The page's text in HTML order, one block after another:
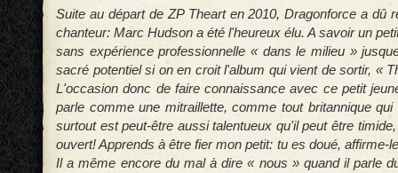
Suite au départ de ZP Theart en 2010, Dragonforce a dû
chanteur: Marc Hudson a été l'heureux élu. A savoir un
sans expérience professionnelle « dans le milieu »
sacré potentiel si on en croit l'album qui vient de sortir, «
L'occasion donc de faire connaissance avec ce petit
parle comme une mitraillette, comme tout britannique
surtout est peut-être aussi talentueux qu'il peut être
ouvert! Apprends à être fier mon petit: tu es doué, affirme-
Il a même encore du mal à dire « nous » quand il parle